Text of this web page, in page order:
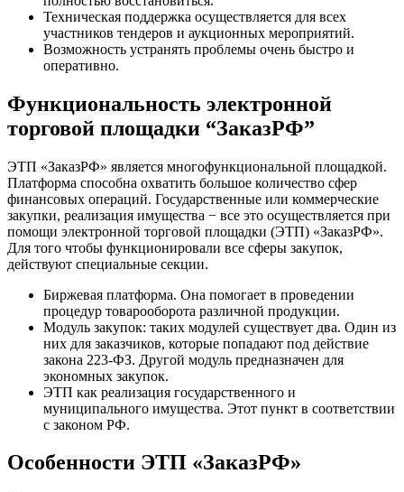
Техническая поддержка осуществляется для всех
участников тендеров и аукционных мероприятий.
Возможность устранять проблемы очень быстро и
оперативно.
Функциональность электронной
торговой площадки “ЗаказРФ”
ЭТП «ЗаказРФ» является многофункциональной площадкой.
Платформа способна охватить большое количество сфер
финансовых операций. Государственные или коммерческие
закупки, реализация имущества − все это осуществляется при
помощи электронной торговой площадки (ЭТП) «ЗаказРФ».
Для того чтобы функционировали все сферы закупок,
действуют специальные секции.
Биржевая платформа. Она помогает в проведении
процедур товарооборота различной продукции.
Модуль закупок: таких модулей существует два. Один из
них для заказчиков, которые попадают под действие
закона 223-ФЗ. Другой модуль предназначен для
экономных закупок.
ЭТП как реализация государственного и
муниципального имущества. Этот пункт в соответствии
с законом РФ.
Особенности ЭТП «ЗаказРФ»